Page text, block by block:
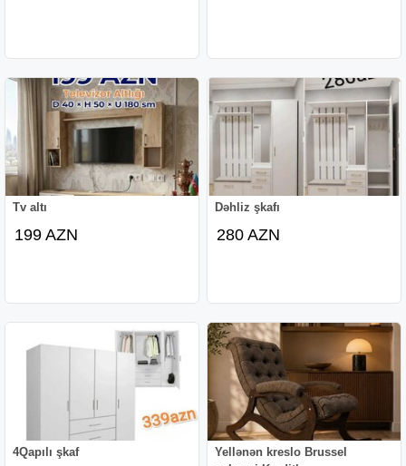
Tv altı
199 AZN
Dəhliz şkafı
280 AZN
4Qapılı şkaf
Yellənən kreslo Brussel